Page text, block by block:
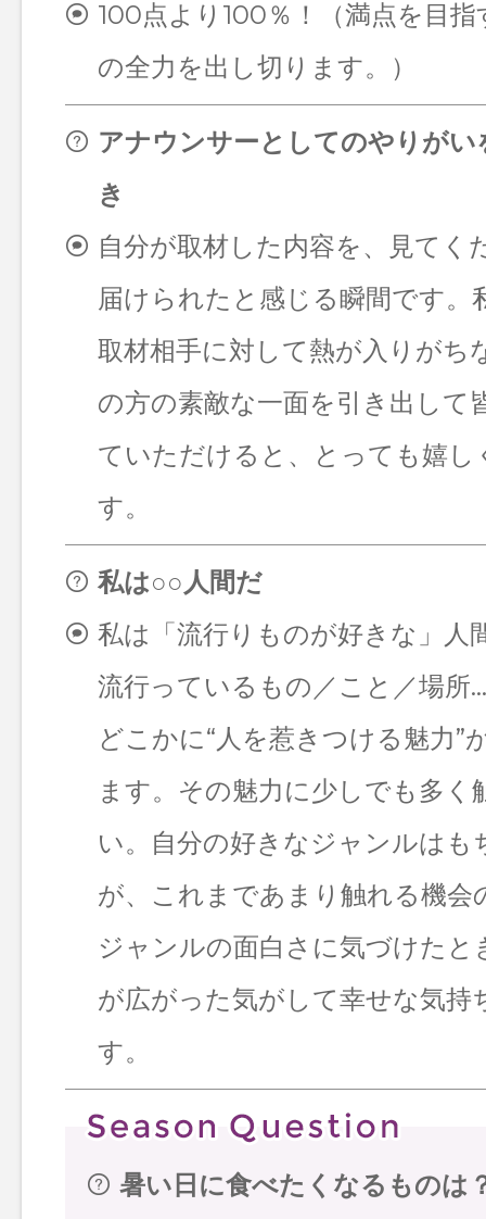
100点より100％！（満点を目
の全力を出し切ります。）
アナウンサーとしてのやりがい
き
自分が取材した内容を、見てく
届けられたと感じる瞬間です。
取材相手に対して熱が入りがち
の方の素敵な一面を引き出して
ていただけると、とっても嬉し
す。
私は○○人間だ
私は「流行りものが好きな」人
流行っているもの／こと／場所
どこかに“人を惹きつける魅力”
ます。その魅力に少しでも多く
い。自分の好きなジャンルはも
が、これまであまり触れる機会
ジャンルの面白さに気づけたと
が広がった気がして幸せな気持
す。
暑い日に食べたくなるものは